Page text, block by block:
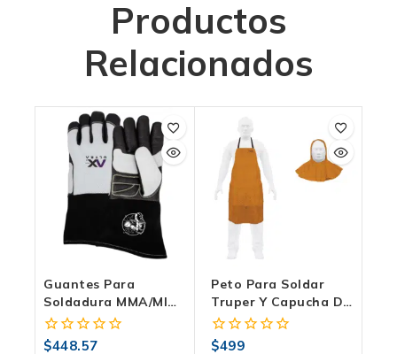
Productos
Relacionados
Guantes Para
Soldadura MMA/MIG
AXT-GP045-EM
0
$448.57
Peto Para Soldar
Truper Y Capucha De
Carnaza Para
Soldador Truper 2 En
0
$499